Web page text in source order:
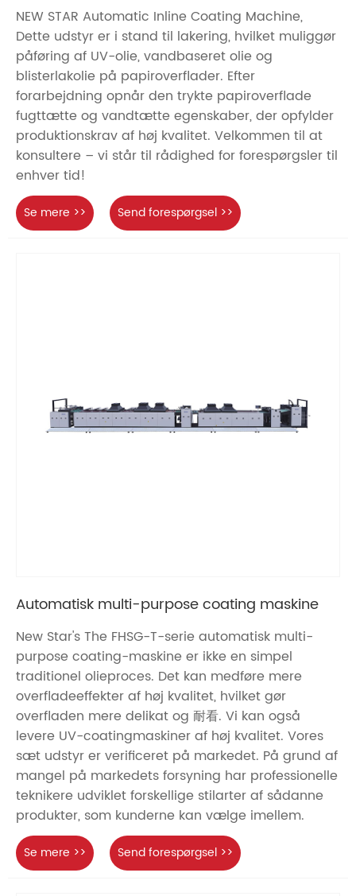
NEW STAR Automatic Inline Coating Machine,
Dette udstyr er i stand til lakering, hvilket muliggør
påføring af UV-olie, vandbaseret olie og
blisterlakolie på papiroverflader. Efter
forarbejdning opnår den trykte papiroverflade
fugttætte og vandtætte egenskaber, der opfylder
produktionskrav af høj kvalitet. Velkommen til at
konsultere – vi står til rådighed for forespørgsler til
enhver tid!
Se mere >> Send forespørgsel >>
Automatisk multi-purpose coating maskine
New Star's The FHSG-T-serie automatisk multi-
purpose coating-maskine er ikke en simpel
traditionel olieproces. Det kan medføre mere
overfladeeffekter af høj kvalitet, hvilket gør
overfladen mere delikat og 耐看. Vi kan også
levere UV-coatingmaskiner af høj kvalitet. Vores
sæt udstyr er verificeret på markedet. På grund af
mangel på markedets forsyning har professionelle
teknikere udviklet forskellige stilarter af sådanne
produkter, som kunderne kan vælge imellem.
Se mere >> Send forespørgsel >>